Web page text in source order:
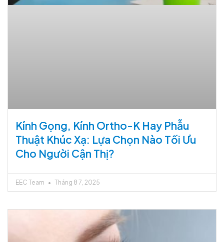
Kính Gọng, Kính Ortho-K Hay Phẫu
Thuật Khúc Xạ: Lựa Chọn Nào Tối Ưu
Cho Người Cận Thị?
EEC Team Tháng 8 7, 2025